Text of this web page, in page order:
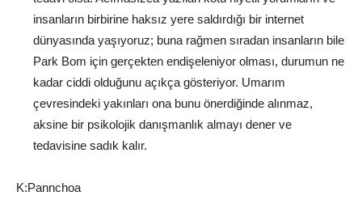
insanların birbirine haksız yere saldırdığı bir internet
dünyasında yaşıyoruz; buna rağmen sıradan insanların bile
Park Bom için gerçekten endişeleniyor olması, durumun ne
kadar ciddi olduğunu açıkça gösteriyor. Umarım
çevresindeki yakınları ona bunu önerdiğinde alınmaz,
aksine bir psikolojik danışmanlık almayı dener ve
tedavisine sadık kalır.
K:Pannchoa